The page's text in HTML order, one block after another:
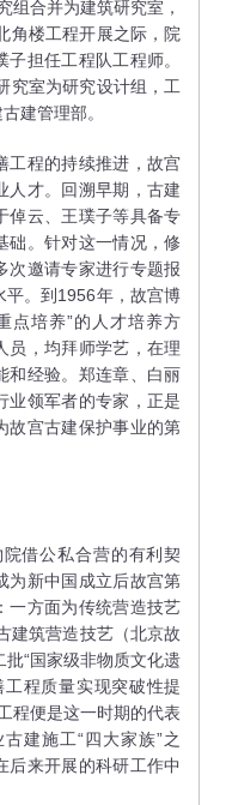
组合并为建筑研究室，
角楼工程开展之际，院
担任工程队工程师。
究室为研究设计组，工
建管理部。
程的持续推进，故宫
人才。回溯早期，古建
倬云、王璞子等具备专
础。针对这一情况，修
次邀请专家进行专题报
平。到1956年，故宫博
点培养”的人才培养方
员，均拜师学艺，在理
和经验。郑连章、白丽
业领军者的专家，正是
故宫古建保护事业的第
借公私合营的有利契
为新中国成立后故宫第
一方面为传统营造技艺
建筑营造技艺（北京故
“国家级非物质文化遗
程质量实现突破性提
程便是这一时期的代表
建施工“四大家族”之
后来开展的科研工作中